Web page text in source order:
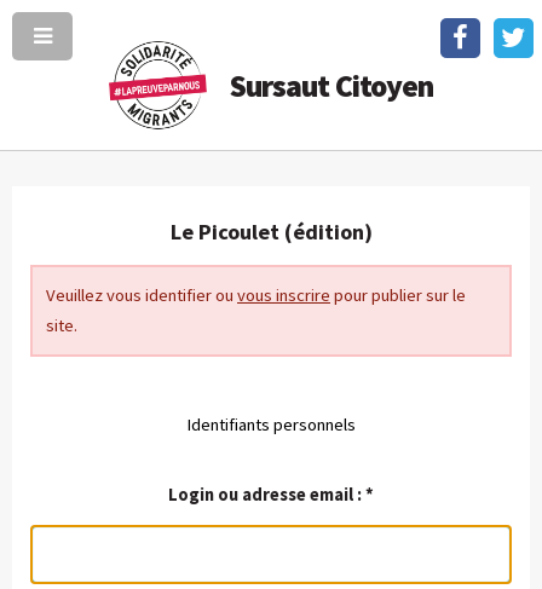
Sursaut Citoyen
Le Picoulet (édition)
Veuillez vous identifier ou vous inscrire pour publier sur le
site.
Identifiants personnels
Login ou adresse email :*